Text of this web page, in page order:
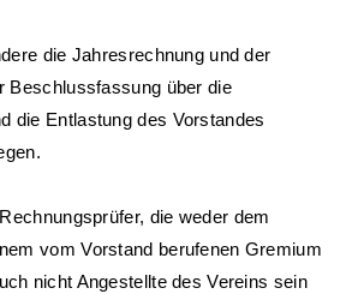
die Jahresrechnung und der
Beschlussfassung über die
die Entlastung des Vorstandes
die weder dem
vom Vorstand berufenen Gremium
nicht Angestellte des Vereins sein